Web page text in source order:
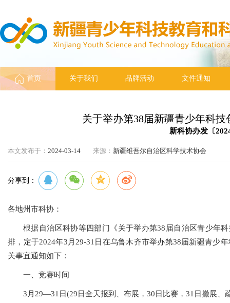
首页 关于我们 品牌活动 文件通知
关于举办第38届新疆青少年科
新科协办发〔
本文发布于： 2024-03-14 来源： 新疆维吾尔自治区科学技术协会
分享到：
各地州市科协：
根据自治区科协等四部门《关于举办第38届自治区青少年
排，定于2024年3月29-31日在乌鲁木齐市举办第38届新疆青少
关事宜通知如下：
一、竞赛时间
3月29—31日(29日全天报到、布展，30日比赛，31日撤展、